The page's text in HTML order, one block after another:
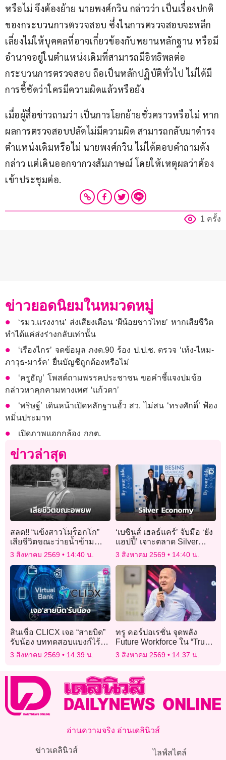
หรือไม่ จึงต้องย้าย นายพงศ์กวิน กล่าวว่า เป็นเรื่องปกติ
ของกระบวนการตรวจสอบ ซึ่งในการตรวจสอบจะหลีก
เลี่ยงไม่ให้บุคคลที่อาจเกี่ยวข้องกับพยานหลักฐาน หรือมี
อำนาจอยู่ในตำแหน่งเดิมที่สามารถมีอิทธิพลต่อ
กระบวนการตรวจสอบ ถือเป็นหลักปฏิบัติทั่วไป ไม่ได้มี
การชี้ชัดว่าใครมีความผิดแล้วหรือยัง
เมื่อผู้สื่อข่าวถามว่า เป็นการโยกย้ายชั่วคราวหรือไม่ หาก
ผลการตรวจสอบปลัดไม่มีความผิด สามารถกลับมาดำรง
ตำแหน่งเดิมหรือไม่ นายพงศ์กวิน ไม่ได้ตอบคำถามดัง
กล่าว แต่เดินออกจากวงสัมภาษณ์ โดยให้เหตุผลว่าต้อง
เข้าประชุมต่อ.
1 ครั้ง
ข่าวยอดนิยมในหมวดหมู่
‘รมว.แรงงาน’ ส่งเสียงเตือน ‘ผีน้อยชาวไทย’ หากเสียชีวิต
ทำได้แค่ส่งร่างกลับเท่านั้น
‘เรืองไกร’ จดข้อมูล ภงด.90 ร้อง ป.ป.ช. ตรวจ ‘เท้ง-ไหม-
ภาวุธ-มาร์ค’ ยื่นบัญชีถูกต้องหรือไม่
‘ครูธัญ’ โพสต์ถามพรรคประชาชน ขอคำชี้แจงปมข้อ
กล่าวหาคุกคามทางเพศ ‘แก้วตา’
‘พริษฐ์’ เดินหน้าเปิดหลักฐานฮั้ว สว. ไม่สน ‘ทรงศักดิ์’ ฟ้อง
หมิ่นประมาท
เปิดภาพแฮกกล้อง กกต.
ข่าวล่าสุด
สลด!! “แข้งสาวโมร็อกโก”
เสียชีวิตขณะว่ายน้ำข้าม
เมืองอพยพไปสเปน
3 สิงหาคม 2569 14:40 น.
‘เบซินส์ เฮลธ์แคร์’ จับมือ ‘ยัง
แฮปปี้’ เจาะตลาด Silver
Economy
3 สิงหาคม 2569 14:40 น.
สินเชื่อ CLICX เจอ “สายบิด”
รับน้อง บททดสอบแบงก์ไร้
สาขาแห่งแรกของไทย
3 สิงหาคม 2569 14:39 น.
ทรู คอร์ปอเรชั่น จุดพลัง
Future Workforce ใน “True
Alpha Internship 2026”
3 สิงหาคม 2569 14:37 น.
อ่านความจริง อ่านเดลินิวส์
ข่าวเดลินิวส์ ไลฟ์สไตล์